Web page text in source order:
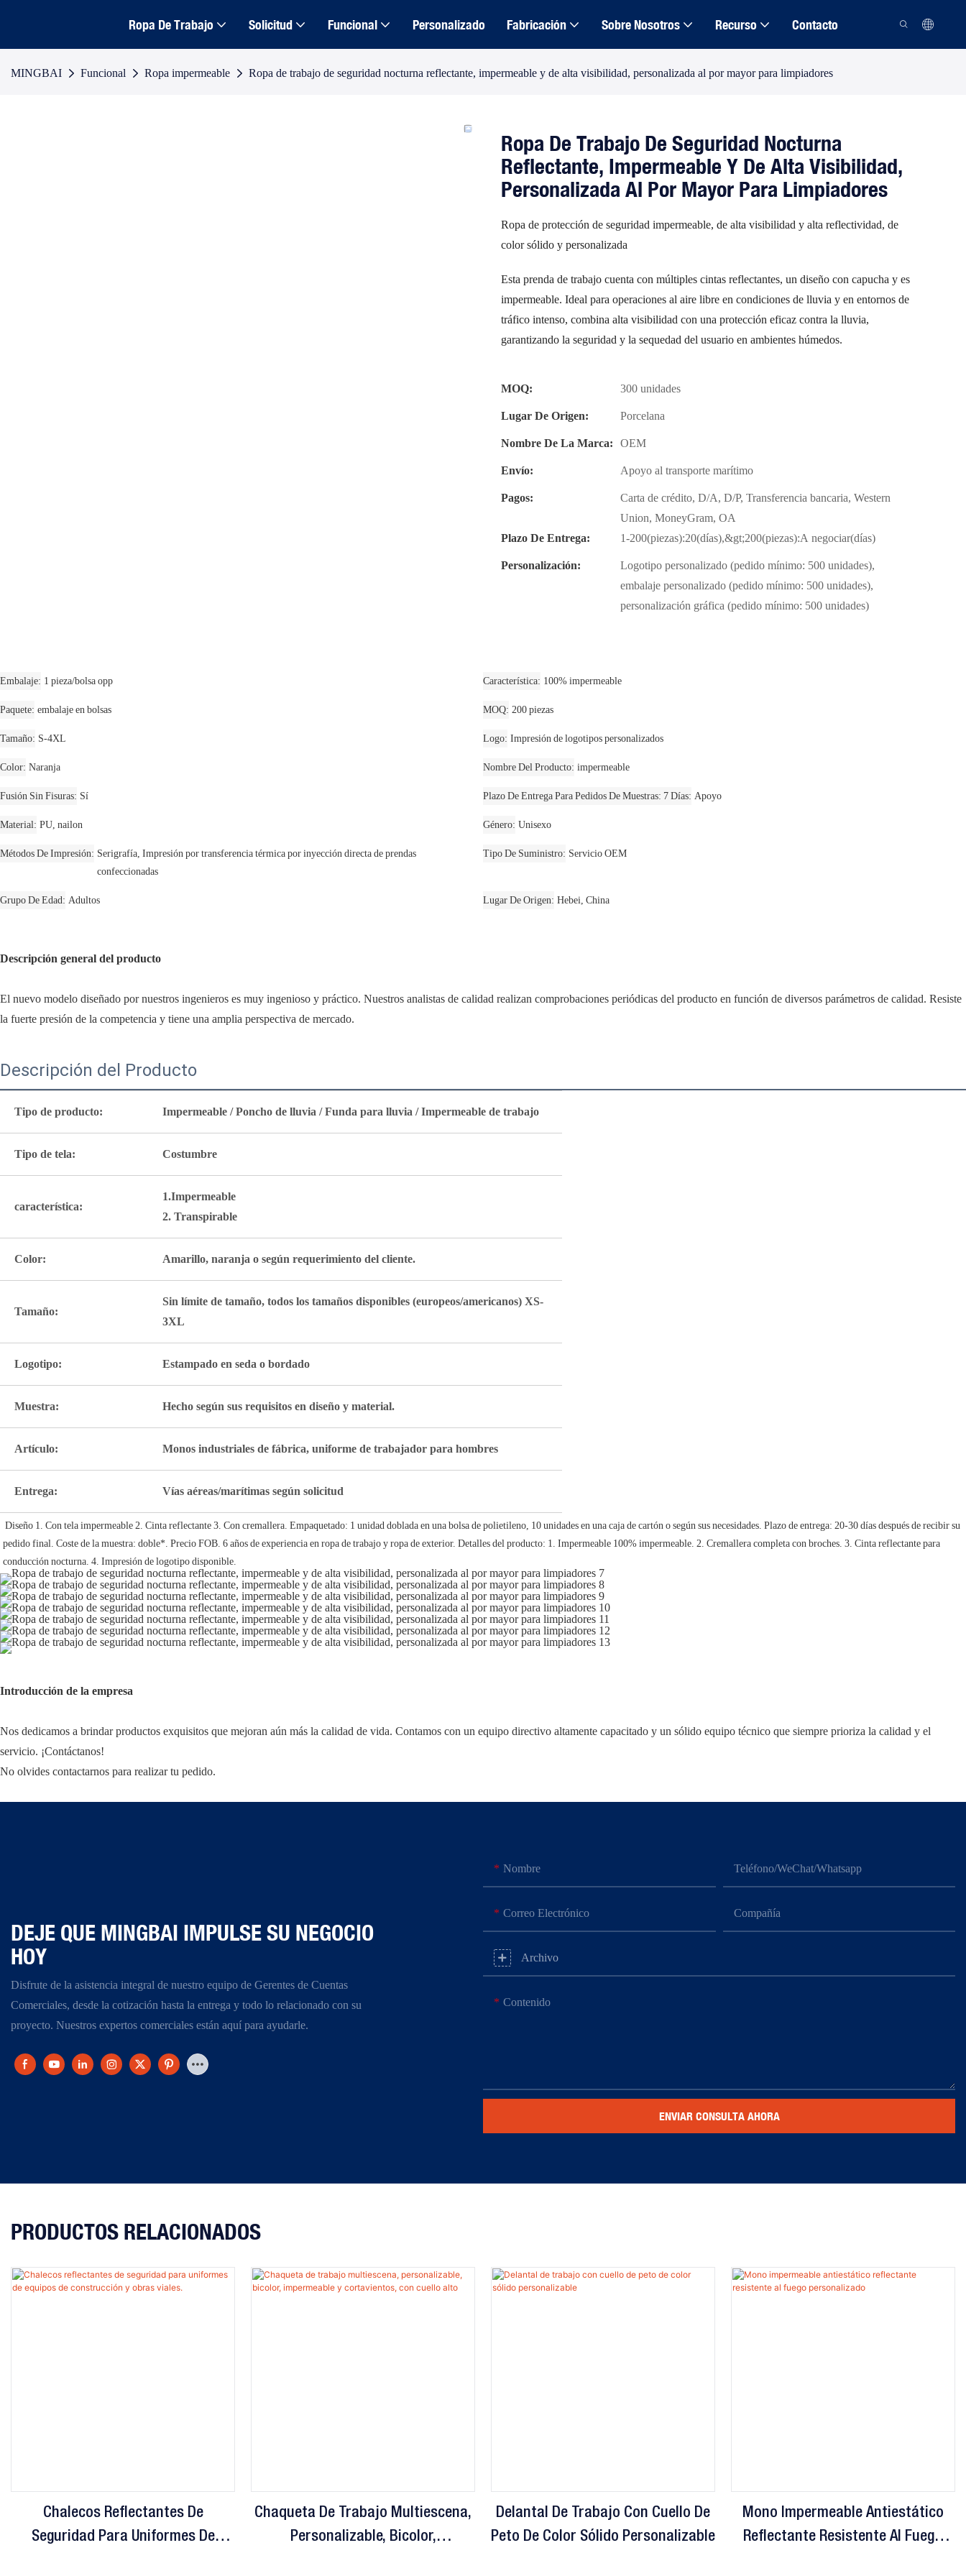
Ropa De Trabajo Solicitud Funcional Personalizado Fabricación Sobre Nosotros Recurso Contacto
MINGBAI Funcional Ropa impermeable Ropa de trabajo de seguridad nocturna reflectante, impermeable y de alta visibilidad, personalizada al por mayor para limpiadores
Ropa De Trabajo De Seguridad Nocturna
Reflectante, Impermeable Y De Alta Visibilidad,
Personalizada Al Por Mayor Para Limpiadores
Ropa de protección de seguridad impermeable, de alta visibilidad y alta reflectividad, de
color sólido y personalizada
Esta prenda de trabajo cuenta con múltiples cintas reflectantes, un diseño con capucha y es
impermeable. Ideal para operaciones al aire libre en condiciones de lluvia y en entornos de
tráfico intenso, combina alta visibilidad con una protección eficaz contra la lluvia,
garantizando la seguridad y la sequedad del usuario en ambientes húmedos.
MOQ:
300 unidades
Lugar De Origen:
Porcelana
Nombre De La Marca: OEM
Envío:
Apoyo al transporte marítimo
Pagos:
Carta de crédito, D/A, D/P, Transferencia bancaria, Western
Union, MoneyGram, OA
Plazo De Entrega:
1-200(piezas):20(días),&gt;200(piezas):A negociar(días)
Personalización:
Logotipo personalizado (pedido mínimo: 500 unidades),
embalaje personalizado (pedido mínimo: 500 unidades),
personalización gráfica (pedido mínimo: 500 unidades)
Embalaje 1 pieza/bolsa opp Característica 100% impermeable
Paquete embalaje en bolsas MOQ 200 piezas
Tamaño S-4XL Logo Impresión de logotipos personalizados
Color Naranja Nombre Del Producto impermeable
Fusión Sin Fisuras Sí Plazo De Entrega Para Pedidos De Muestras: 7 Días Apoyo
Material PU, nailon Género Unisexo
Métodos De Impresión
Serigrafía, Impresión por transferencia térmica por inyección directa de prendas
confeccionadas
Tipo De Suministro Servicio OEM
Grupo De Edad Adultos Lugar De Origen Hebei, China
Descripción general del producto
El nuevo modelo diseñado por nuestros ingenieros es muy ingenioso y práctico. Nuestros analistas de calidad realizan comprobaciones periódicas del producto en función de diversos parámetros de calidad. Resiste
la fuerte presión de la competencia y tiene una amplia perspectiva de mercado.
Descripción del Producto
Tipo de producto: Impermeable / Poncho de lluvia / Funda para lluvia / Impermeable de trabajo
Tipo de tela: Costumbre
característica:
1.Impermeable
2. Transpirable
Color: Amarillo, naranja o según requerimiento del cliente.
Tamaño:
Sin límite de tamaño, todos los tamaños disponibles (europeos/americanos) XS-
3XL
Logotipo: Estampado en seda o bordado
Muestra: Hecho según sus requisitos en diseño y material.
Artículo: Monos industriales de fábrica, uniforme de trabajador para hombres
Entrega: Vías aéreas/marítimas según solicitud
Diseño 1. Con tela impermeable 2. Cinta reflectante 3. Con cremallera. Empaquetado: 1 unidad doblada en una bolsa de polietileno, 10 unidades en una caja de cartón o según sus necesidades. Plazo de entrega: 20-30 días después de recibir su
pedido final. Coste de la muestra: doble*. Precio FOB. 6 años de experiencia en ropa de trabajo y ropa de exterior. Detalles del producto: 1. Impermeable 100% impermeable. 2. Cremallera completa con broches. 3. Cinta reflectante para
conducción nocturna. 4. Impresión de logotipo disponible.
Introducción de la empresa
Nos dedicamos a brindar productos exquisitos que mejoran aún más la calidad de vida. Contamos con un equipo directivo altamente capacitado y un sólido equipo técnico que siempre prioriza la calidad y el
servicio. ¡Contáctanos!
No olvides contactarnos para realizar tu pedido.
DEJE QUE MINGBAI IMPULSE SU NEGOCIO
HOY
Disfrute de la asistencia integral de nuestro equipo de Gerentes de Cuentas
Comerciales, desde la cotización hasta la entrega y todo lo relacionado con su
proyecto. Nuestros expertos comerciales están aquí para ayudarle.
Nombre Teléfono/WeChat/Whatsapp
Correo Electrónico Compañía
Archivo
Contenido
ENVIAR CONSULTA AHORA
PRODUCTOS RELACIONADOS
Chalecos Reflectantes De
Seguridad Para Uniformes De
Chaqueta De Trabajo Multiescena,
Personalizable, Bicolor,
Delantal De Trabajo Con Cuello De
Peto De Color Sólido Personalizable
Mono Impermeable Antiestático
Reflectante Resistente Al Fuego